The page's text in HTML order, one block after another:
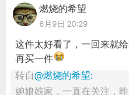
燃烧的希望
6月9日 20:29
这件太好看了，一回来就
再买一件
转自@燃烧的希望:
婉娘娘家，一直在关注，